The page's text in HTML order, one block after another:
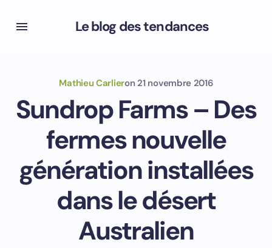
Le blog des tendances
Mathieu Carlieron 21 novembre 2016
Sundrop Farms – Des
fermes nouvelle
génération installées
dans le désert
Australien